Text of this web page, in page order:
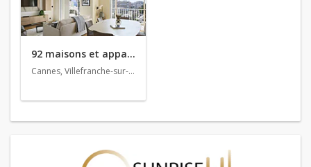
92 maisons et appartements en vente
Cannes, Villefranche-sur-Mer, Roquebrune-Cap-Martin